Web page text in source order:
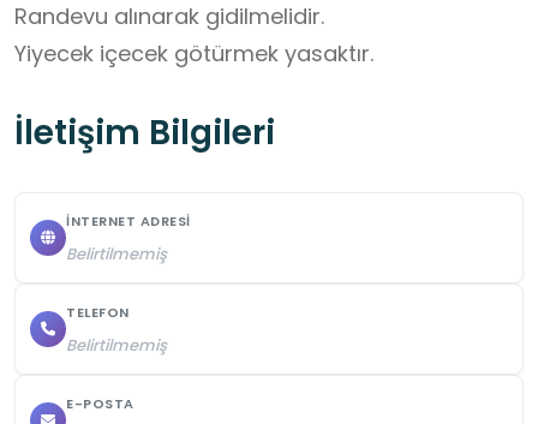
Randevu alınarak gidilmelidir.
Yiyecek içecek götürmek yasaktır.
İletişim Bilgileri
İNTERNET ADRESI
Belirtilmemiş
TELEFON
Belirtilmemiş
E-POSTA